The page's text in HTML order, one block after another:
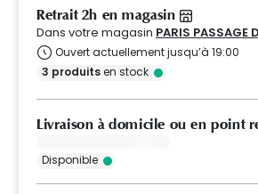
Retrait 2h en magasin
Dans votre magasin PARIS PASSAGE
Ouvert actuellement jusqu’à 19:00
3 produitsen stock
Livraison à domicile ou en point
Disponible